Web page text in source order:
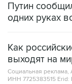
Путин
одних руках
Как
выходят на
Социальная
ИНН 7725383515 Erid: